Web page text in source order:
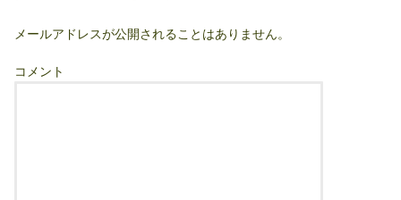
メールアドレスが公開されることはありません。
コメント